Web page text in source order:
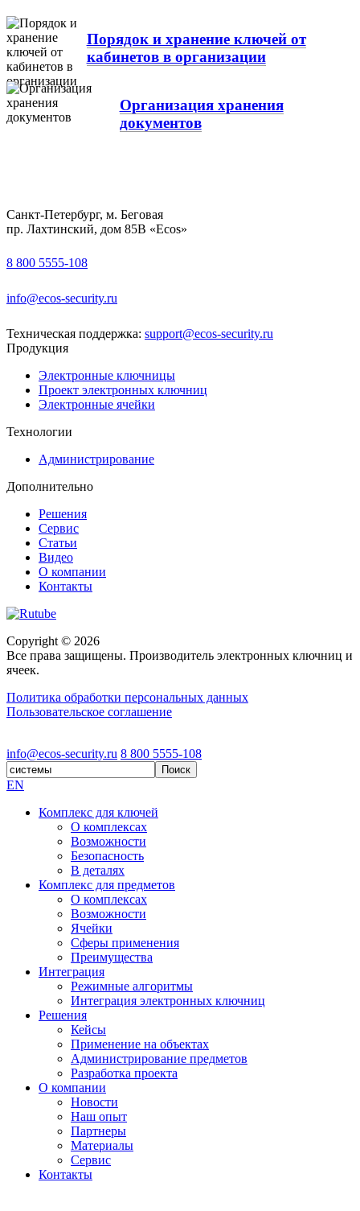
Порядок и хранение ключей от
кабинетов в организации
Организация хранения
документов
Санкт-Петербург, м. Беговая
пр. Лахтинский, дом 85В «Ecos»
8 800 5555-108
info@ecos-security.ru
Техническая поддержка: support@ecos-security.ru
Продукция
Электронные ключницы
Проект электронных ключниц
Электронные ячейки
Технологии
Администрирование
Дополнительно
Решения
Сервис
Статьи
Видео
О компании
Контакты
Copyright © 2026
Все права защищены. Производитель электронных ключниц и
ячеек.
Политика обработки персональных данных
Пользовательское соглашение
info@ecos-security.ru 8 800 5555-108
EN
Комплекс для ключей
О комплексах
Возможности
Безопасность
В деталях
Комплекс для предметов
О комплексах
Возможности
Ячейки
Сферы применения
Преимущества
Интеграция
Режимные алгоритмы
Интеграция электронных ключниц
Решения
Кейсы
Применение на объектах
Администрирование предметов
Разработка проекта
О компании
Новости
Наш опыт
Партнеры
Материалы
Сервис
Контакты